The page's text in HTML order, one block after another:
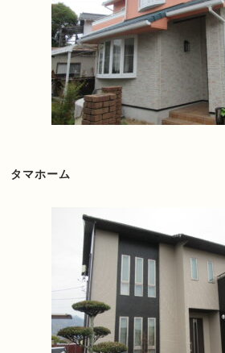
タマホーム